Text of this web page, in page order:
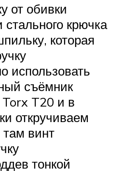
от обивки
крючка
которая
использовать
съёмник
T20 и в
откручиваем
винт
тонкой